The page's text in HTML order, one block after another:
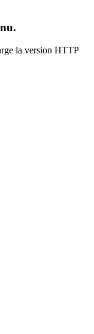
la version HTTP